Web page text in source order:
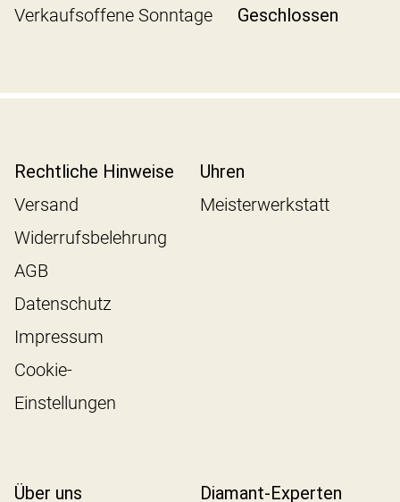
Verkaufsoffene Sonntage
Geschlossen
Rechtliche Hinweise
Versand
Widerrufsbelehrung
AGB
Datenschutz
Impressum
Cookie-
Einstellungen
Uhren
Meisterwerkstatt
Über uns Diamant-Experten